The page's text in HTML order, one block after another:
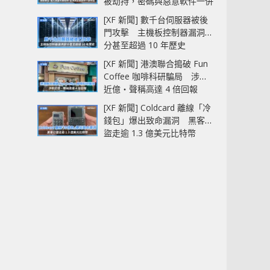
中招
[XF 新聞] 數千台伺服器被後
門攻擊 主機板控制器漏洞部
分甚至超過 10 年歷史
[XF 新聞] 港澳聯合搗破 Fun
Coffee 咖啡科研騙局 涉款
近億‧聲稱高達 4 倍回報
[XF 新聞] Coldcard 離線「冷
錢包」爆出致命漏洞 黑客已
盜走逾 1.3 億美元比特幣